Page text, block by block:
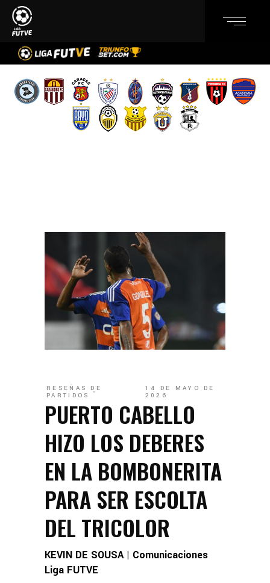
RESEÑAS DE
PARTIDOS
14 DE MAYO DE
2026
PUERTO CABELLO
HIZO LOS DEBERES
EN LA BOMBONERITA
PARA SER ESCOLTA
DEL TRICOLOR
KEVIN DE SOUSA | Comunicaciones
Liga FUTVE